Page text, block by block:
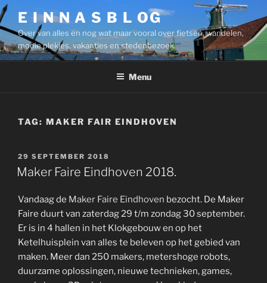
Ga
naar
de
inhoud
E I N N A S B L OG
Over van alles en nog wat maar vooral over fietsen, wandelen,
mooie plekjes, vakanties en stedenbezoek.
Menu
TAG: MAKER FAIR EINDHOVEN
GEPLAATST
OP
29 SEPTEMBER 2018
Maker Faire Eindhoven 2018.
Vandaag de Maker Faire Eindhoven bezocht. De Maker
Faire duurt van zaterdag 29 t/m zondag 30 september.
Er is in 4 hallen in het Klokgebouw en op het
Ketelhuisplein van alles te beleven op het gebied van
maken. Meer dan 250 makers, metershoge robots,
duurzame oplossingen, nieuwe technieken, games,